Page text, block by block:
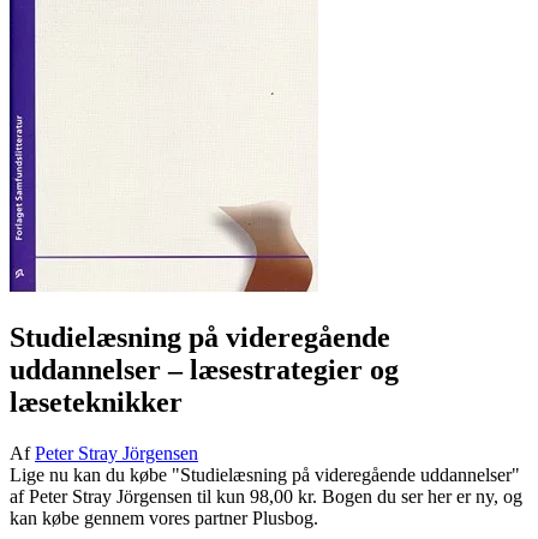
Studielæsning på videregående
uddannelser– læsestrategier og
læseteknikker
AfPeter Stray Jörgensen
Lige nu kan du købe "Studielæsning på videregående uddannelser"
af Peter Stray Jörgensen til kun 98,00 kr. Bogen du ser her er ny, og
kan købe gennem vores partner Plusbog.